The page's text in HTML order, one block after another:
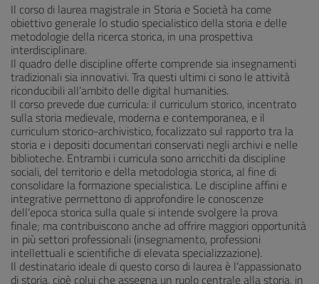
Il corso di laurea magistrale in Storia e Società ha come
obiettivo generale lo studio specialistico della storia e delle
metodologie della ricerca storica, in una prospettiva
interdisciplinare.
Il quadro delle discipline offerte comprende sia insegnamenti
tradizionali sia innovativi. Tra questi ultimi ci sono le attività
riconducibili all’ambito delle digital humanities.
Il corso prevede due curricula: il curriculum storico, incentrato
sulla storia medievale, moderna e contemporanea, e il
curriculum storico-archivistico, focalizzato sul rapporto tra la
storia e i depositi documentari conservati negli archivi e nelle
biblioteche. Entrambi i curricula sono arricchiti da discipline
sociali, del territorio e della metodologia storica, al fine di
consolidare la formazione specialistica. Le discipline affini e
integrative permettono di approfondire le conoscenze
dell’epoca storica sulla quale si intende svolgere la prova
finale; ma contribuiscono anche ad offrire maggiori opportunità
in più settori professionali (insegnamento, professioni
intellettuali e scientifiche di elevata specializzazione).
Il destinatario ideale di questo corso di laurea è l’appassionato
di storia, cioè colui che assegna un ruolo centrale alla storia, in